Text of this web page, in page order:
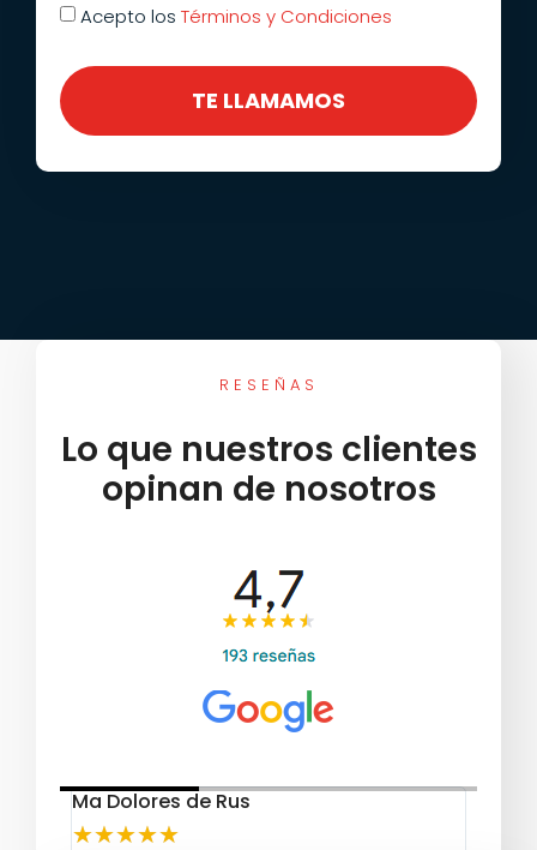
Acepto los Términos y Condiciones
TE LLAMAMOS
RESEÑAS
Lo que nuestros clientes
opinan de nosotros
Ma Dolores de Rus
★★★★★